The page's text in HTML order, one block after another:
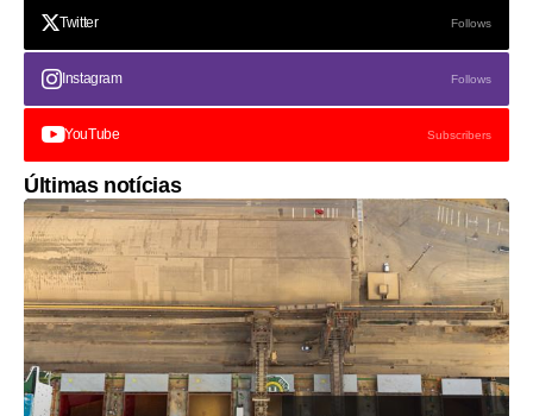
Twitter Follows
Instagram Follows
YouTube Subscribers
Últimas notícias